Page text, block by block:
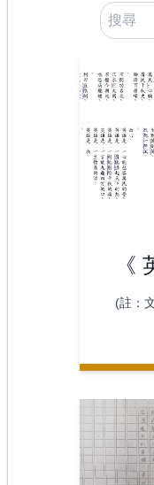
《
兒
(註：
寫，
雄憾
謂英